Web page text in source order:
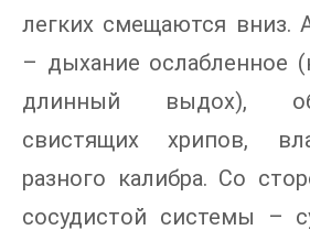
легких смещаются вниз.
– дыхание ослабленное
длинный выдох),
свистящих хрипов,
разного калибра. Со
сосудистой системы –